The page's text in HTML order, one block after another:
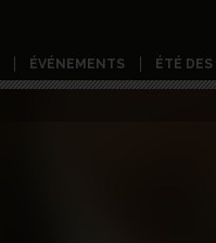
ÉVÉNEMENTS ÉTÉ